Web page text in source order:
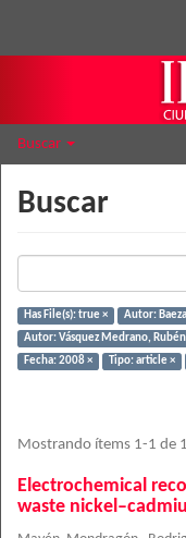
Buscar
Buscar
Has File(s): true ×
Autor:
Autor: Vásquez Medrano, Rubén
Fecha: 2008 ×
Tipo: article ×
Mostrando ítems 1-1 de 1
Electrochemical
waste